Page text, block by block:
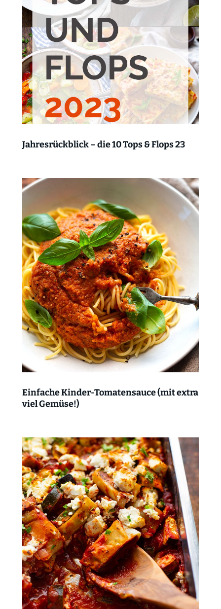
Jahresrückblick – die 10 Tops & Flops 23
Einfache Kinder-Tomatensauce (mit extra
viel Gemüse!)